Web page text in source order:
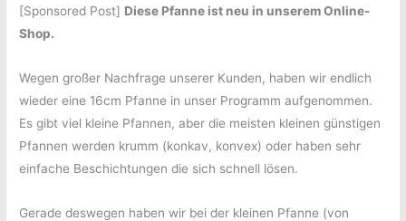
[Sponsored Post] Diese Pfanne ist neu in unserem Online-
Shop.
Wegen großer Nachfrage unserer Kunden, haben wir endlich
wieder eine 16cm Pfanne in unser Programm aufgenommen.
Es gibt viel kleine Pfannen, aber die meisten kleinen günstigen
Pfannen werden krumm (konkav, konvex) oder haben sehr
einfache Beschichtungen die sich schnell lösen.
Gerade deswegen haben wir bei der kleinen Pfanne (von